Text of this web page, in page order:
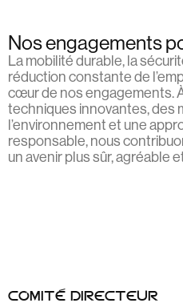
Nos engagements
La mobilité durable, la
réduction constante de
cœur de nos engagements.
techniques innovantes, des
l’environnement et une
responsable, nous
un avenir plus sûr, agréable
COMITÉ DIRECTEUR